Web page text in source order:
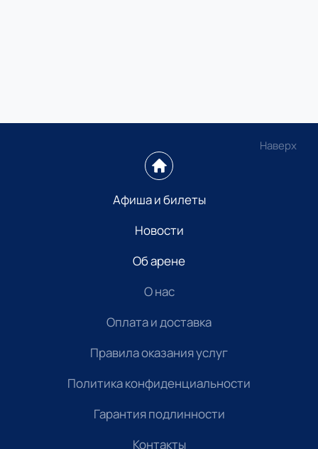
Наверх
Афиша и билеты
Новости
Об арене
О нас
Оплата и доставка
Правила оказания услуг
Политика конфиденциальности
Гарантия подлинности
Контакты